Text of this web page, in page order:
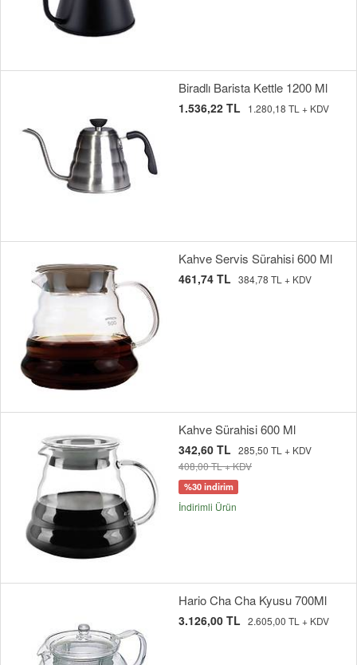
Biradlı Barista Kettle 1200 Ml
1.536,22 TL 1.280,18 TL + KDV
Kahve Servis Sürahisi 600 Ml
461,74 TL 384,78 TL + KDV
Kahve Sürahisi 600 Ml
342,60 TL 285,50 TL + KDV
408,00 TL + KDV
%30 indirim
İndirimli Ürün
Hario Cha Cha Kyusu 700Ml
3.126,00 TL 2.605,00 TL + KDV